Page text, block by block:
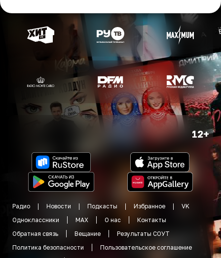
12+
Радио Новости Подкасты Избранное
VK
Одноклассники
MAX О нас
Контакты
Обратная связь
Вещание
Результаты СОУТ
Политика безопасности
Пользовательское соглашение